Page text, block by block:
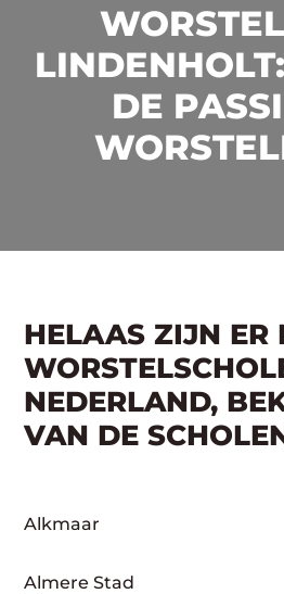
DE
HELAAS ZIJN ER
NEDERLAND,
VAN DE
Alkmaar
Almere Stad